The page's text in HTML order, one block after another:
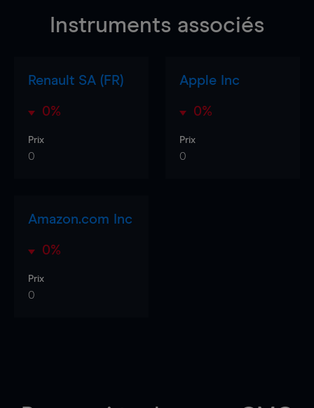
Instruments associés
Renault SA (FR)
0%
Prix
0
Apple Inc
0%
Prix
0
Amazon.com Inc
0%
Prix
0